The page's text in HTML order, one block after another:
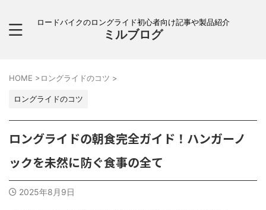
ロードバイクのロングライド初心者向け記事や製品紹介
ミルブログ
HOME >ロングライドのコツ >
ロングライドのコツ
ロングライドの朝食完全ガイド！ハンガーノ
ックを未然に防ぐ食事の全て
2025年8月9日